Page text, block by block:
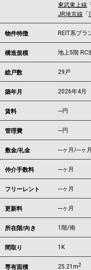
東武東上線
JR埼京線 「
物件特徴 REIT系ブラ
構造規模 地上5階 RC
総戸数 29戸
築年月 2026年4月
賃料 ---円
管理費 ---円
敷金/礼金 ---ヶ月/---ヶ月
仲介手数料 ---ヶ月
フリーレント ---ヶ月
更新料 ---ヶ月
所在階/向き 1階/南
間取り 1K
専有面積 25.21m2